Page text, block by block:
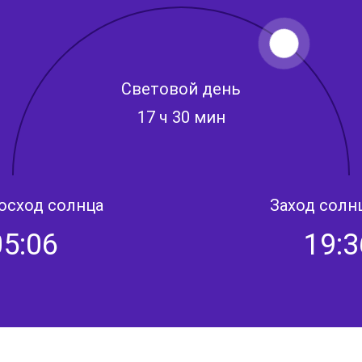
Световой день
17 ч 30 мин
солнца Заход